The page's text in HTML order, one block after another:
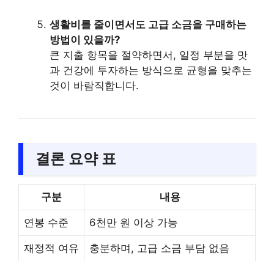
생활비를 줄이면서도 고급 소금을 구매하는
방법이 있을까?
큰 지출 항목을 절약하면서, 일정 부분을 맛
과 건강에 투자하는 방식으로 균형을 맞추는
것이 바람직합니다.
결론 요약 표
구분 내용
연봉 수준 6천만 원 이상 가능
재정적 여유 충분하며, 고급 소금 부담 없음